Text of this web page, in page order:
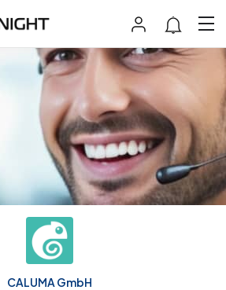
CALUMA GmbH